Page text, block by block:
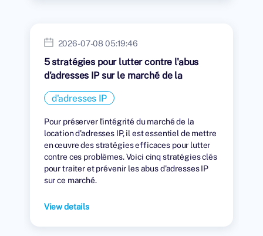
2026-07-08 05:19:46
5 stratégies pour lutter contre l'abus
d'adresses IP sur le marché de la
location
d'adresses IP
Pour préserver l'intégrité du marché de la
location d'adresses IP, il est essentiel de mettre
en œuvre des stratégies efficaces pour lutter
contre ces problèmes. Voici cinq stratégies clés
pour traiter et prévenir les abus d'adresses IP
sur ce marché.
View details